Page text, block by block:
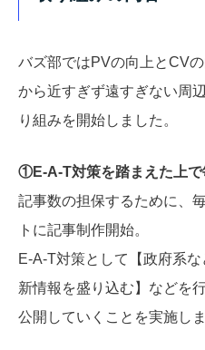
バズ部ではPVの向上とCV
から近すぎず遠すぎない周
り組みを開始しました。
①E-A-T対策を踏まえた上で
記事数の担保するために、
トに記事制作開始。
E-A-T対策として【政府系
新情報を盛り込む】などを
公開していくことを実施しま